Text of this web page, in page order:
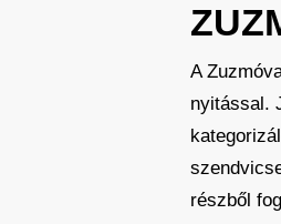
A
nyitással.
részből